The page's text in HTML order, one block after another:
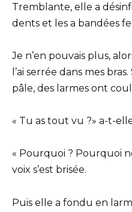
Tremblante, elle a
dents et les a bandées
Je n’en pouvais plus,
l’ai serrée dans mes
pâle, des larmes ont
« Tu as tout vu ?» a-t-
« Pourquoi ? Pourquoi
voix s’est brisée.
Puis elle a fondu en